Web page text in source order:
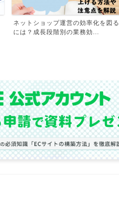
ネットショップ運営の効率化を図る
には？成長段階別の業務効...